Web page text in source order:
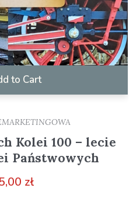
to Cart
Kolei 100 – lecie
Państwowych
zł